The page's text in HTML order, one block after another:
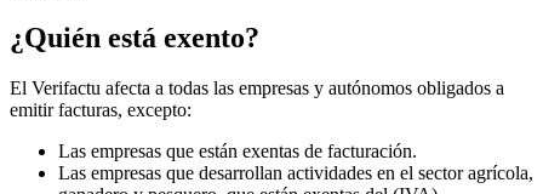
¿Quién está exento?
El Verifactu afecta a todas las empresas y autónomos obligados a
emitir facturas, excepto:
Las empresas que están exentas de facturación.
Las empresas que desarrollan actividades en el sector agrícola,